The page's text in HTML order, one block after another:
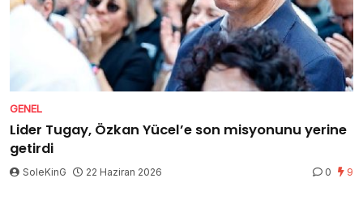
GENEL
Lider Tugay, Özkan Yücel’e son misyonunu yerine
getirdi
SoleKinG 22 Haziran 2026 0 9